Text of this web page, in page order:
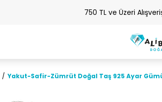
750 TL ve Üzeri
Yakut-Safir-Zümrüt Doğal Taş 925 Ayar